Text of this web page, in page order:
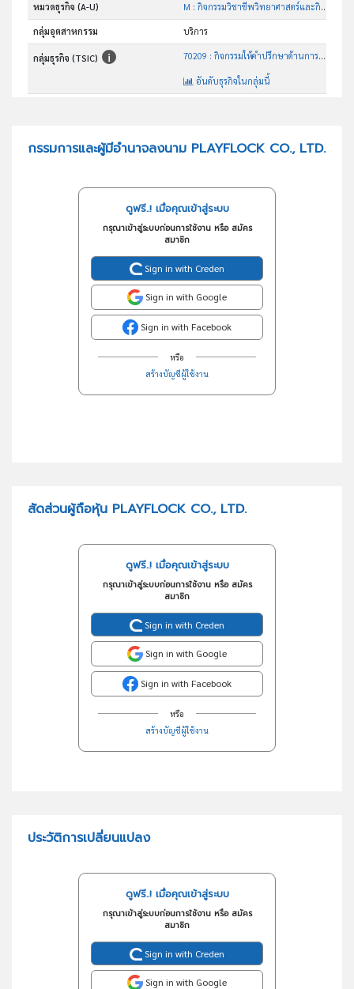
หมวดธุรกิจ (A-U) M : กิจกรรมวิชาชีพวิทยาศาสตร์และกิจกรรมทาง วิชาการ
กลุ่มอุตสาหกรรม บริการ
กลุ่มธุรกิจ (TSIC) 70209 : กิจกรรมให้คำปรึกษาด้านการบริหารจัดการอื่นๆซึ่งมิได้จัด ประเภทไว้ในที่อื่น
อันดับธุรกิจในกลุ่มนี้
กรรมการและผู้มีอำนาจลงนาม PLAYFLOCK CO., LTD.
ดูฟรี..! เมื่อคุณเข้าสู่ระบบ
กรุณาเข้าสู่ระบบก่อนการใช้งาน หรือ สมัคร
สมาชิก
Sign in with Creden
Sign in with Google
Sign in with Facebook
หรือ
สร้างบัญชีผู้ใช้งาน
สัดส่วนผู้ถือหุ้น PLAYFLOCK CO., LTD.
ดูฟรี..! เมื่อคุณเข้าสู่ระบบ
กรุณาเข้าสู่ระบบก่อนการใช้งาน หรือ สมัคร
สมาชิก
Sign in with Creden
Sign in with Google
Sign in with Facebook
หรือ
สร้างบัญชีผู้ใช้งาน
ประวัติการเปลี่ยนแปลง
ดูฟรี..! เมื่อคุณเข้าสู่ระบบ
กรุณาเข้าสู่ระบบก่อนการใช้งาน หรือ สมัคร
สมาชิก
Sign in with Creden
Sign in with Google